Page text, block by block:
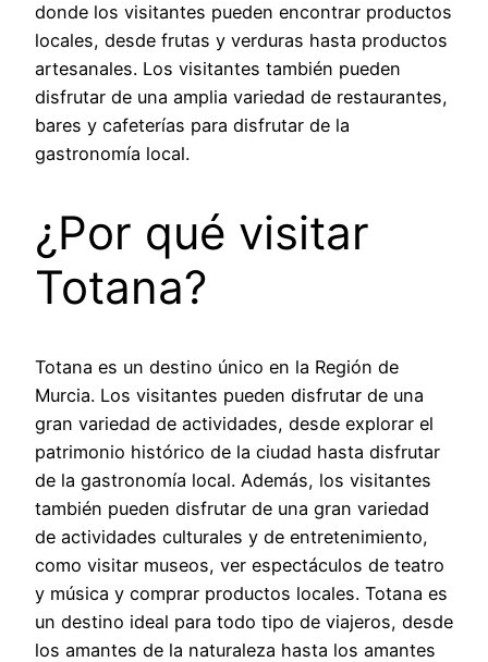
donde los visitantes pueden encontrar productos
locales, desde frutas y verduras hasta productos
artesanales. Los visitantes también pueden
disfrutar de una amplia variedad de restaurantes,
bares y cafeterías para disfrutar de la
gastronomía local.
¿Por qué visitar
Totana?
Totana es un destino único en la Región de
Murcia. Los visitantes pueden disfrutar de una
gran variedad de actividades, desde explorar el
patrimonio histórico de la ciudad hasta disfrutar
de la gastronomía local. Además, los visitantes
también pueden disfrutar de una gran variedad
de actividades culturales y de entretenimiento,
como visitar museos, ver espectáculos de teatro
y música y comprar productos locales. Totana es
un destino ideal para todo tipo de viajeros, desde
los amantes de la naturaleza hasta los amantes